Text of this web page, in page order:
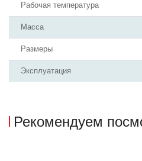
Рабочая температура
Масса
Размеры
Эксплуатация
Рекомендуем